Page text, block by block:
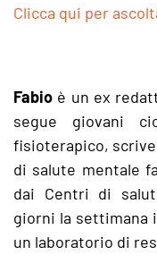
Clicca qui per
Fabio è un ex
segue giovani
fisioterapico, scrive
di salute mentale
dai Centri di
giorni la settimana
un laboratorio di